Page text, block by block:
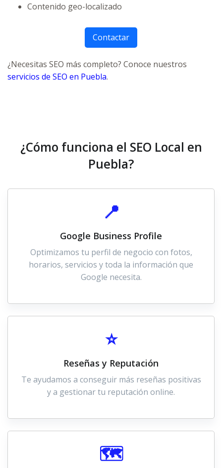
Contenido geo-localizado
Contactar
¿Necesitas SEO más completo? Conoce nuestros
servicios de SEO en Puebla.
¿Cómo funciona el SEO Local en
Puebla?
📍
Google Business Profile
Optimizamos tu perfil de negocio con fotos,
horarios, servicios y toda la información que
Google necesita.
⭐
Reseñas y Reputación
Te ayudamos a conseguir más reseñas positivas
y a gestionar tu reputación online.
🗺️